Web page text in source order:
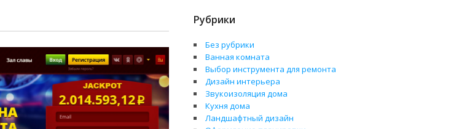
Рубрики
Без рубрики
Ванная комната
Выбор инструмента для ремонта
Дизайн интерьера
Звукоизоляция дома
Кухня дома
Ландшафтный дизайн